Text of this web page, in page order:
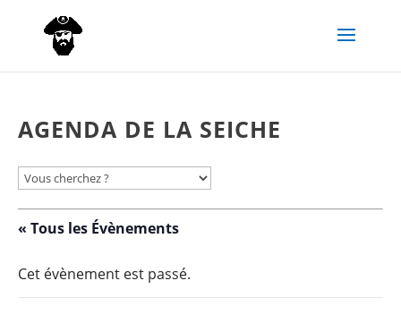
AGENDA DE LA SEICHE
« Tous les Évènements
Cet évènement est passé.